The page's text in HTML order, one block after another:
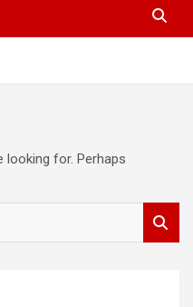
looking for. Perhaps